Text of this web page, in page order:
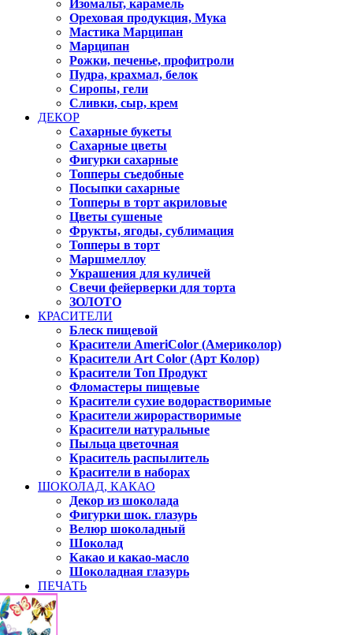
Изомальт, карамель
Ореховая продукция, Мука
Мастика Марципан
Марципан
Рожки, печенье, профитроли
Пудра, крахмал, белок
Сиропы, гели
Сливки, сыр, крем
ДЕКОР
Сахарные букеты
Сахарные цветы
Фигурки сахарные
Топперы съедобные
Посыпки сахарные
Топперы в торт акриловые
Цветы сушеные
Фрукты, ягоды, сублимация
Топперы в торт
Маршмеллоу
Украшения для куличей
Свечи фейерверки для торта
ЗОЛОТО
КРАСИТЕЛИ
Блеск пищевой
Красители AmeriColor (Америколор)
Красители Art Color (Арт Колор)
Красители Топ Продукт
Фломастеры пищевые
Красители сухие водорастворимые
Красители жирорастворимые
Красители натуральные
Пыльца цветочная
Краситель распылитель
Красители в наборах
ШОКОЛАД, КАКАО
Декор из шоколада
Фигурки шок. глазурь
Велюр шоколадный
Шоколад
Какао и какао-масло
Шоколадная глазурь
ПЕЧАТЬ